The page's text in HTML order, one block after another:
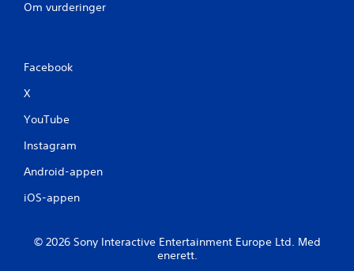
Om vurderinger
Facebook
X
YouTube
Instagram
Android-appen
iOS-appen
© 2026 Sony Interactive Entertainment Europe Ltd. Med
enerett.